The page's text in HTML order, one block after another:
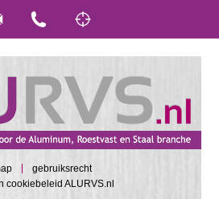
gebruiksrecht
cookiebeleid ALURVS.nl